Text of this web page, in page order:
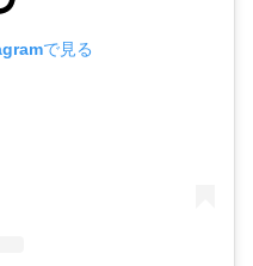
で見る